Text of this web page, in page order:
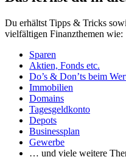
Du erhältst Tipps & Tricks
vielfältigen Finanzthemen wie:
Sparen
Aktien, Fonds etc.
Do’s & Don’ts beim
Immobilien
Domains
Tagesgeldkonto
Depots
Businessplan
Gewerbe
… und viele weitere